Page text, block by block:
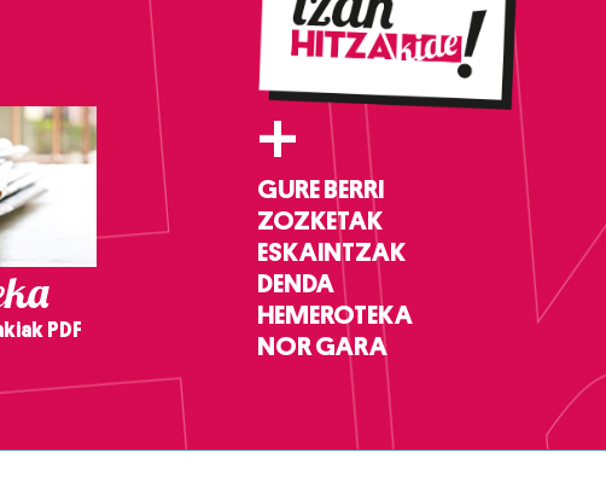
PDF
+
GURE BERRI
ZOZKETAK
ESKAINTZAK
DENDA
HEMEROTEKA
NOR GARA